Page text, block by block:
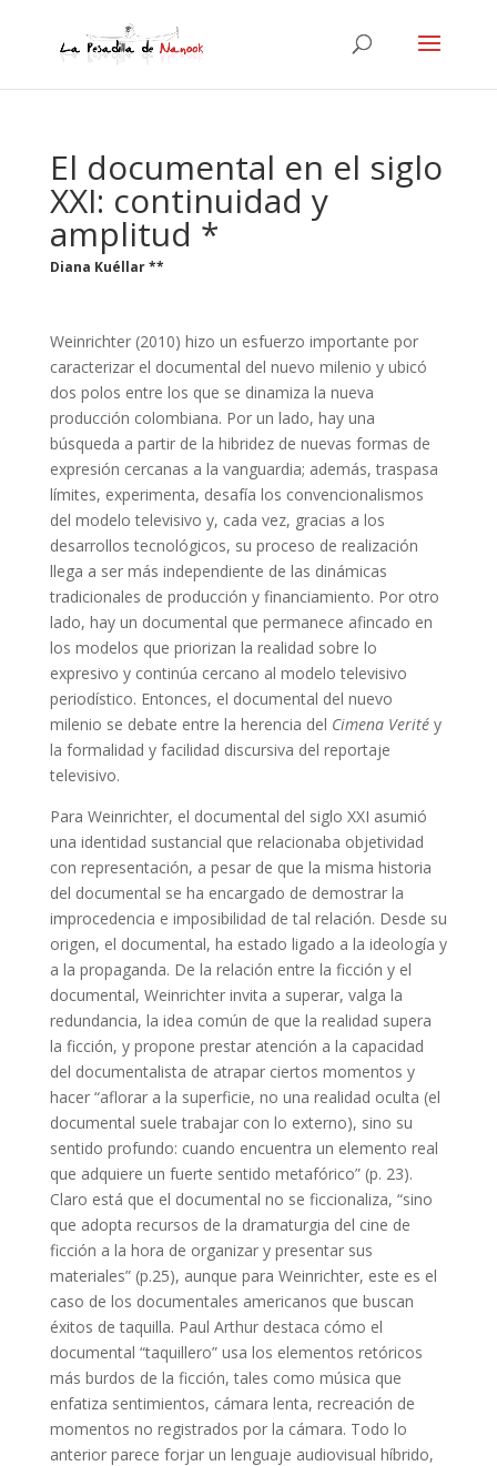
El documental en el siglo
XXI: continuidad y
amplitud *
Diana Kuéllar **
Weinrichter (2010) hizo un esfuerzo importante por
caracterizar el documental del nuevo milenio y ubicó
dos polos entre los que se dinamiza la nueva
producción colombiana. Por un lado, hay una
búsqueda a partir de la hibridez de nuevas formas de
expresión cercanas a la vanguardia; además, traspasa
límites, experimenta, desafía los convencionalismos
del modelo televisivo y, cada vez, gracias a los
desarrollos tecnológicos, su proceso de realización
llega a ser más independiente de las dinámicas
tradicionales de producción y financiamiento. Por otro
lado, hay un documental que permanece afincado en
los modelos que priorizan la realidad sobre lo
expresivo y continúa cercano al modelo televisivo
periodístico. Entonces, el documental del nuevo
milenio se debate entre la herencia del Cimena Veritéy
la formalidad y facilidad discursiva del reportaje
televisivo.
Para Weinrichter, el documental del siglo XXI asumió
una identidad sustancial que relacionaba objetividad
con representación, a pesar de que la misma historia
del documental se ha encargado de demostrar la
improcedencia e imposibilidad de tal relación. Desde su
origen, el documental, ha estado ligado a la ideología y
a la propaganda. De la relación entre la ficción y el
documental, Weinrichter invita a superar, valga la
redundancia, la idea común de que la realidad supera
la ficción, y propone prestar atención a la capacidad
del documentalista de atrapar ciertos momentos y
hacer “aflorar a la superficie, no una realidad oculta (el
documental suele trabajar con lo externo), sino su
sentido profundo: cuando encuentra un elemento real
que adquiere un fuerte sentido metafórico” (p. 23).
Claro está que el documental no se ficcionaliza, “sino
que adopta recursos de la dramaturgia del cine de
ficción a la hora de organizar y presentar sus
materiales” (p.25), aunque para Weinrichter, este es el
caso de los documentales americanos que buscan
éxitos de taquilla. Paul Arthur destaca cómo el
documental “taquillero” usa los elementos retóricos
más burdos de la ficción, tales como música que
enfatiza sentimientos, cámara lenta, recreación de
momentos no registrados por la cámara. Todo lo
anterior parece forjar un lenguaje audiovisual híbrido,